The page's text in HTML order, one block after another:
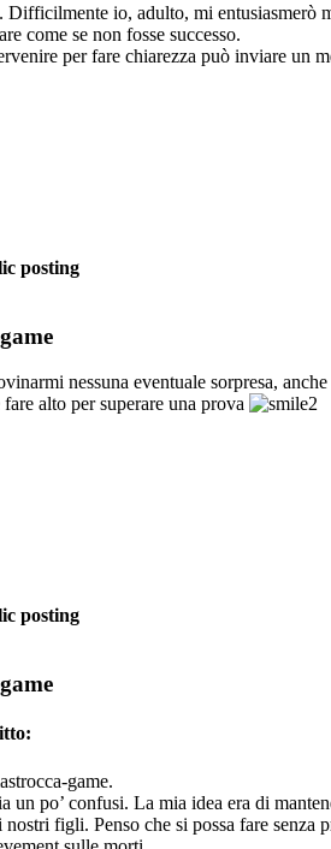
io, adulto, mi entusiasmerò
come se non fosse successo.
per fare chiarezza può inviare un
posting
nessuna eventuale sorpresa,
alto per superare una prova
posting
game.
un po’ confusi. La mia idea era di
figli. Penso che si possa fare